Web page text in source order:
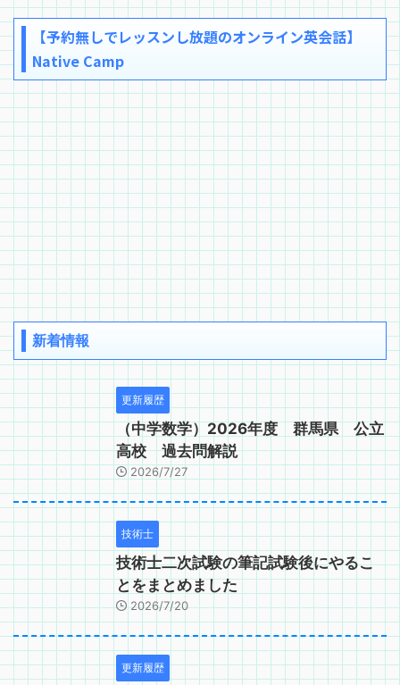
【予約無しでレッスンし放題のオンライン英会話】
Native Camp
新着情報
更新履歴
（中学数学）2026年度 群馬県 公立
高校 過去問解説
2026/7/27
技術士
技術士二次試験の筆記試験後にやるこ
とをまとめました
2026/7/20
更新履歴